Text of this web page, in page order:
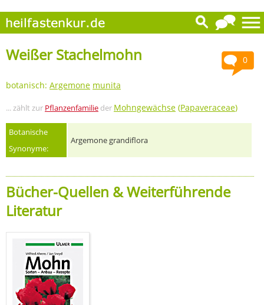
0
Weißer Stachelmohn
botanisch: Argemone munita
... zählt zur Pflanzenfamilie der Mohngewächse (Papaveraceae)
Botanische
Synonyme:
Argemone grandiflora
Bücher-Quellen & Weiterführende
Literatur